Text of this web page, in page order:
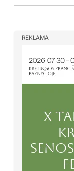
REKLAMA